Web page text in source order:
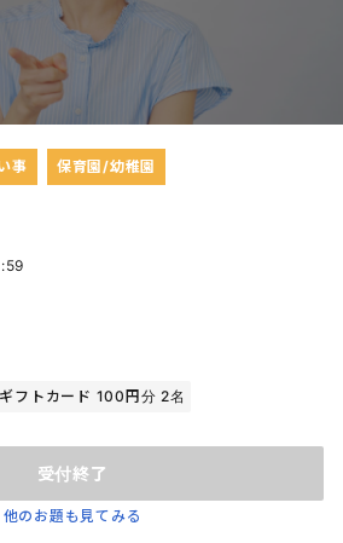
事 保育園/幼稚園
フトカード 100円分 2名
受付終了
他のお題も見てみる